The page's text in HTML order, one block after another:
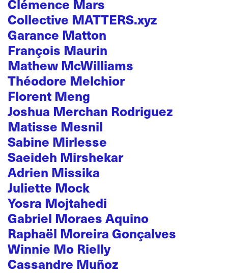
Clémence Mars
Collective MATTERS.xyz
Garance Matton
François Maurin
Mathew McWilliams
Théodore Melchior
Florent Meng
Joshua Merchan Rodriguez
Matisse Mesnil
Sabine Mirlesse
Saeideh Mirshekar
Adrien Missika
Juliette Mock
Yosra Mojtahedi
Gabriel Moraes Aquino
Raphaël Moreira Gonçalves
Winnie Mo Rielly
Cassandre Muñoz